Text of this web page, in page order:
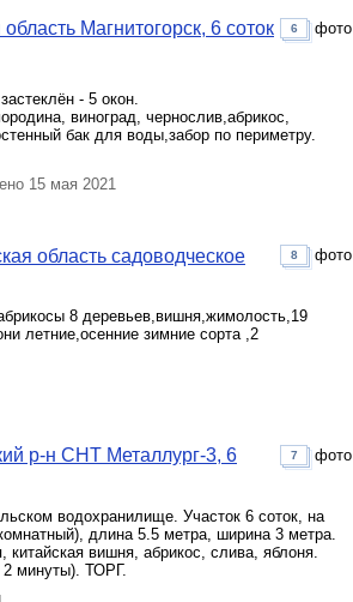
Магнитогорск, 6 соток
- 5 окон.
виноград, чернослив,абрикос,
бак для воды,забор по периметру.
6 фото
15 мая 2021
область садоводческое
8 деревьев,вишня,жимолость,19
летние,осенние зимние сорта ,2
8 фото
р-н СНТ Металлург-3, 6
водохранилище. Участок 6 соток, на
длина 5.5 метра, ширина 3 метра.
вишня, абрикос, слива, яблоня.
минуты). ТОРГ.
7 фото